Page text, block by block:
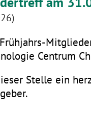
Centrum
Stelle ein